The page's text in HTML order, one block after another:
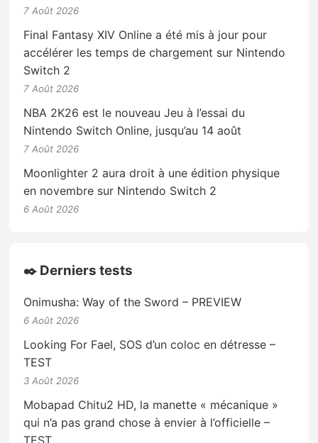
7 Août 2026
Final Fantasy XIV Online a été mis à jour pour
accélérer les temps de chargement sur Nintendo
Switch 2
7 Août 2026
NBA 2K26 est le nouveau Jeu à l’essai du
Nintendo Switch Online, jusqu’au 14 août
7 Août 2026
Moonlighter 2 aura droit à une édition physique
en novembre sur Nintendo Switch 2
6 Août 2026
✒️ Derniers tests
Onimusha: Way of the Sword – PREVIEW
6 Août 2026
Looking For Fael, SOS d’un coloc en détresse –
TEST
3 Août 2026
Mobapad Chitu2 HD, la manette « mécanique »
qui n’a pas grand chose à envier à l’officielle –